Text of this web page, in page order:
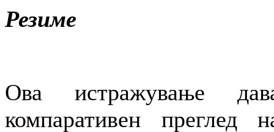
Резиме
Ова истражување
компаративен преглед